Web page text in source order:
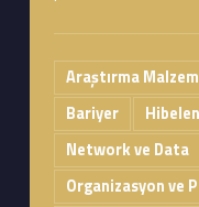
Araştırma
Bariyer
Network ve Data
Organizasyon ve